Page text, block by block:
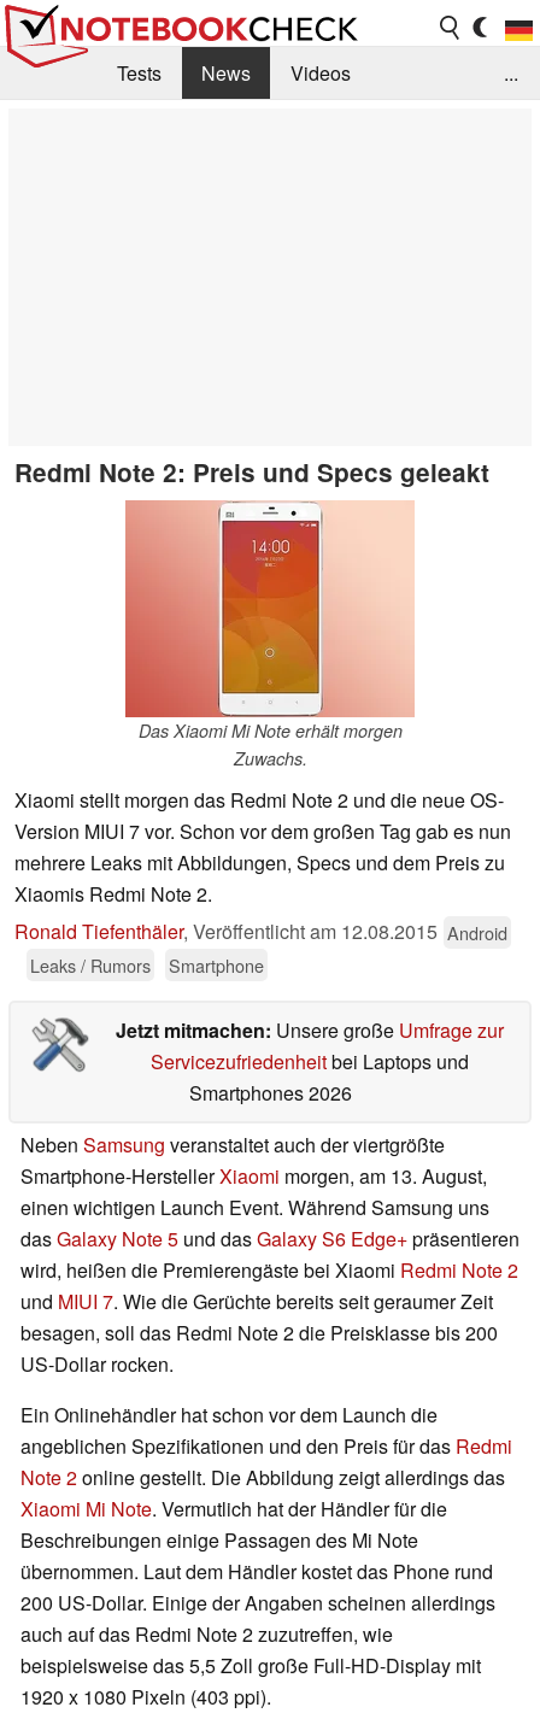
Tests News
Videos
...
Redmi Note 2: Preis und Specs geleakt
Das Xiaomi Mi Note erhält morgen
Zuwachs.
Xiaomi stellt morgen das Redmi Note 2 und die neue OS-
Version MIUI 7 vor. Schon vor dem großen Tag gab es nun
mehrere Leaks mit Abbildungen, Specs und dem Preis zu
Xiaomis Redmi Note 2.
Ronald Tiefenthäler, Veröffentlicht am 12.08.2015 Android
Leaks / Rumors
Smartphone
Jetzt mitmachen: Unsere große Umfrage zur
Servicezufriedenheitbei Laptops und
Smartphones 2026
Neben Samsung veranstaltet auch der viertgrößte
Smartphone-HerstellerXiaomi morgen, am 13. August,
einen wichtigen Launch Event. Während Samsung uns
dasGalaxy Note 5 und dasGalaxy S6 Edge+präsentieren
wird, heißen die Premierengäste bei Xiaomi Redmi Note 2
und MIUI 7. Wie die Gerüchte bereits seit geraumer Zeit
besagen, soll das Redmi Note 2 die Preisklasse bis 200
US-Dollar rocken.
Ein Onlinehändler hat schon vor dem Launch die
angeblichen Spezifikationen und den Preis für das Redmi
Note 2online gestellt. Die Abbildung zeigt allerdings das
Xiaomi Mi Note. Vermutlich hat der Händler für die
Beschreibungen einige Passagen des Mi Note
übernommen. Laut dem Händler kostet das Phone rund
200 US-Dollar. Einige der Angaben scheinen allerdings
auch auf das Redmi Note 2 zuzutreffen, wie
beispielsweise das 5,5 Zoll große Full-HD-Display mit
1920 x 1080 Pixeln (403 ppi).